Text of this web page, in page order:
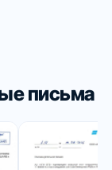
письма